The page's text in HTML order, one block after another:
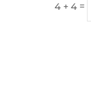
4 + 4 =